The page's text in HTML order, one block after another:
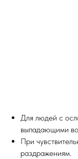
Для людей с
выпадающими
При
раздражениям.